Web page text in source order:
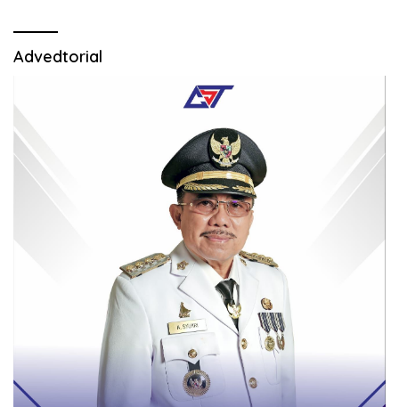
Advedtorial